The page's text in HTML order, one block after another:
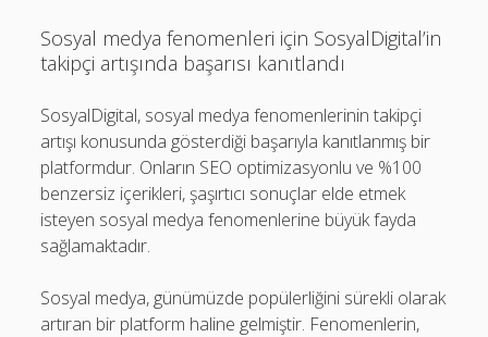
Sosyal medya fenomenleri için SosyalDigital’in
takipçi artışında başarısı kanıtlandı
SosyalDigital, sosyal medya fenomenlerinin takipçi
artışı konusunda gösterdiği başarıyla kanıtlanmış bir
platformdur. Onların SEO optimizasyonlu ve %100
benzersiz içerikleri, şaşırtıcı sonuçlar elde etmek
isteyen sosyal medya fenomenlerine büyük fayda
sağlamaktadır.
Sosyal medya, günümüzde popülerliğini sürekli olarak
artıran bir platform haline gelmiştir. Fenomenlerin,